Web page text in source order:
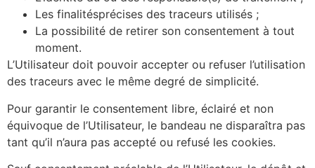
Les finalitésprécises des traceurs utilisés ;
La possibilité de retirer son consentement à tout
moment.
L’Utilisateur doit pouvoir accepter ou refuser l’utilisation
des traceurs avec le même degré de simplicité.
Pour garantir le consentement libre, éclairé et non
équivoque de l’Utilisateur, le bandeau ne disparaîtra pas
tant qu’il n’aura pas accepté ou refusé les cookies.